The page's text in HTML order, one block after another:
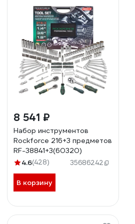
8 541 ₽
Набор инструментов
Rockforce 216+3 предметов
RF-38841+3(60320)
4.6(428) 35686242
В корзину